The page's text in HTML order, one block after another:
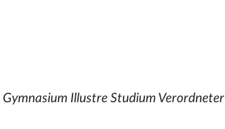
Gymnasium Illustre Studium Verordneter